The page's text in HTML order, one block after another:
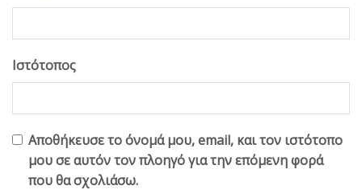
Ιστότοπος
Αποθήκευσε το όνομά μου, email, και τον ιστότοπο
μου σε αυτόν τον πλοηγό για την επόμενη φορά
που θα σχολιάσω.